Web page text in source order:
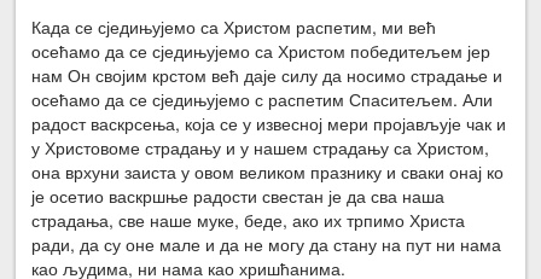
Када се сједињујемо са Христом распетим, ми већ
осећамо да се сједињујемо са Христом победитељем јер
нам Он својим крстом већ даје силу да носимо страдање и
осећамо да се сједињујемо с распетим Спаситељем. Али
радост васкрсења, која се у извесној мери пројављује чак и
у Христовоме страдању и у нашем страдању са Христом,
она врхуни заиста у овом великом празнику и сваки онај ко
је осетио васкршње радости свестан је да сва наша
страдања, све наше муке, беде, ако их трпимо Христа
ради, да су оне мале и да не могу да стану на пут ни нама
као људима, ни нама као хришћанима.